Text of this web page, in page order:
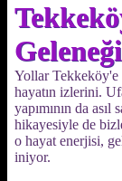
Yollar Tekkeköy'e
hayatın izlerini.
yapımının da
hikayesiyle de
o hayat enerjisi,
iniyor.